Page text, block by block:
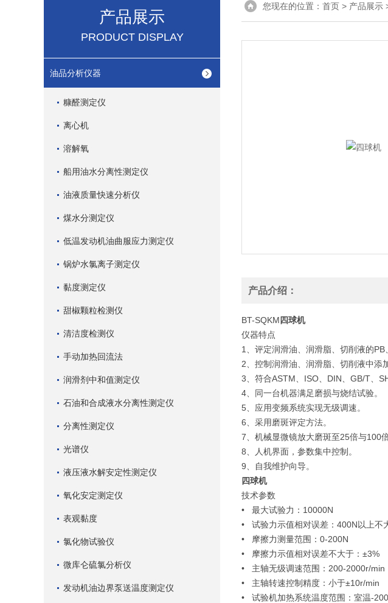
产品展示
PRODUCT DISPLAY
油品分析仪器
糠醛测定仪
离心机
溶解氧
船用油水分离性测定仪
油液质量快速分析仪
煤水分测定仪
低温发动机油曲服应力测定仪
锅炉水氯离子测定仪
黏度测定仪
甜椒颗粒检测仪
清洁度检测仪
手动加热回流法
润滑剂中和值测定仪
石油和合成液水分离性测定仪
分离性测定仪
光谱仪
液压液水解安定性测定仪
氧化安定测定仪
表观黏度
氯化物试验仪
微库仑硫氯分析仪
发动机油边界泵送温度测定仪
您现在的位置： 首页 > 产品展示
产品介绍：
BT-SQKM 四球机
仪器特点
1、评定润滑油、润滑脂、切削液的PB
2、控制润滑油、润滑脂、切削液中添
3、符合ASTM、ISO、DIN、GB/T、
4、同一台机器满足磨损与烧结试验。
5、应用变频系统实现无级调速。
6、采用磨斑评定方法。
7、机械显微镜放大磨斑至25倍与100倍
8、人机界面，参数集中控制。
9、自我维护向导。
四球机
技术参数
• 最大试验力：10000N
• 试验力示值相对误差：400N以上不
• 摩擦力测量范围：0-200N
• 摩擦力示值相对误差不大于：±3%
• 主轴无级调速范围：200-2000r/min
• 主轴转速控制精度：小于±10r/min
• 试验机加热系统温度范围：室温-